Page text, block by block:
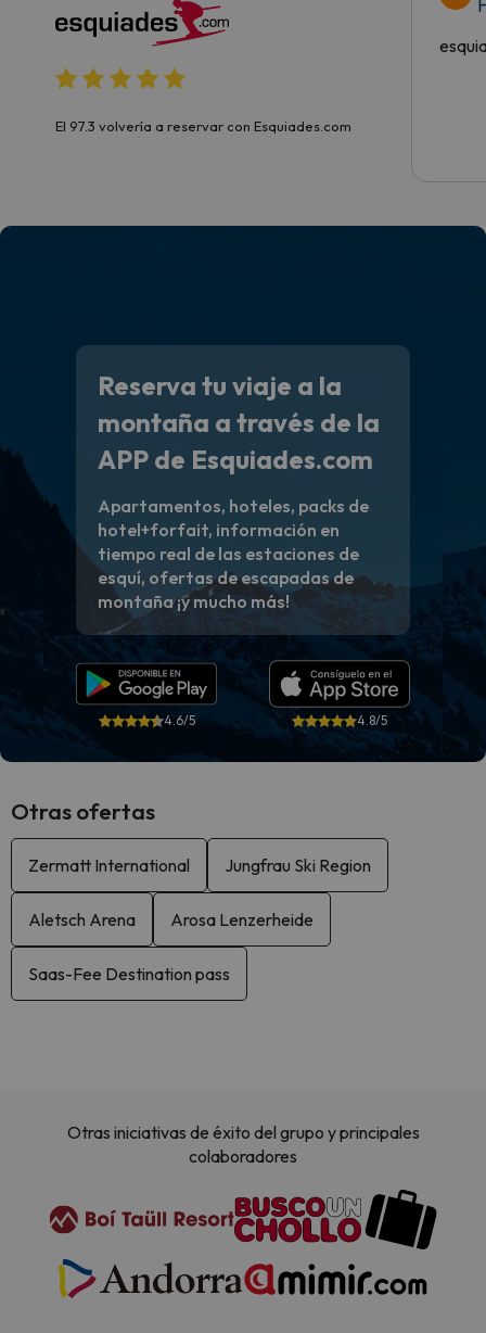
El 97.3 volvería a reservar con Esquiades.com
Reserva tu viaje a la
montaña a través de la
APP de Esquiades.com
Apartamentos, hoteles, packs de
hotel+forfait, información en
tiempo real de las estaciones de
esquí, ofertas de escapadas de
montaña ¡y mucho más!
4.6/5 4.8/5
Otras ofertas
Zermatt International Jungfrau Ski Region
Aletsch Arena Arosa Lenzerheide
Saas-Fee Destination pass
Otras iniciativas de éxito del grupo y principales
colaboradores